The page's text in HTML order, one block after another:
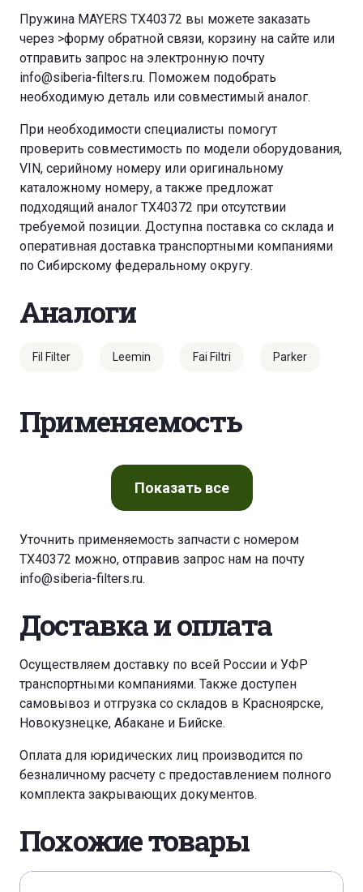
Пружина MAYERS TX40372 вы можете заказать
через >форму обратной связи, корзину на сайте или
отправить запрос на электронную почту
info@siberia-filters.ru. Поможем подобрать
необходимую деталь или совместимый аналог.
При необходимости специалисты помогут
проверить совместимость по модели оборудования,
VIN, серийному номеру или оригинальному
каталожному номеру, а также предложат
подходящий аналог TX40372 при отсутствии
требуемой позиции. Доступна поставка со склада и
оперативная доставка транспортными компаниями
по Сибирскому федеральному округу.
Аналоги
Fil Filter Leemin Fai Filtri Parker
Применяемость
Показатьвсе
Уточнить применяемость запчасти с номером
TX40372 можно, отправив запрос нам на почту
info@siberia-filters.ru.
Доставка и оплата
Осуществляем доставку по всей России и УФР
транспортными компаниями. Также доступен
самовывоз и отгрузка со складов в Красноярске,
Новокузнецке, Абакане и Бийске.
Оплата для юридических лиц производится по
безналичному расчету с предоставлением полного
комплекта закрывающих документов.
Похожие товары